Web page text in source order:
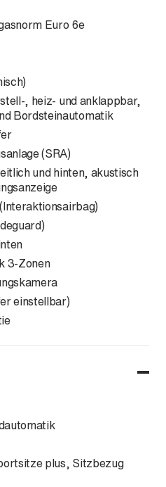
Euro 6e
, heiz- und anklappbar,
Bordsteinautomatik
(SRA)
und hinten, akustisch
3-Zonen
einstellbar)
plus, Sitzbezug